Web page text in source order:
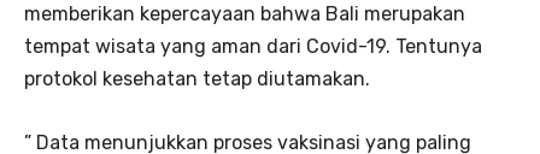
memberikan kepercayaan bahwa Bali merupakan
tempat wisata yang aman dari Covid-19. Tentunya
protokol kesehatan tetap diutamakan.
” Data menunjukkan proses vaksinasi yang paling